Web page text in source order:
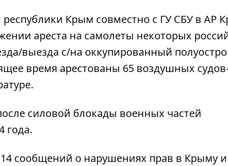
Крым совместно с ГУ СБУ в АР
ареста на самолеты некоторых
выезда с/на оккупированный
время арестованы 65 воздушных
силовой блокады военных частей
года.
сообщений о нарушениях прав в Крыму и